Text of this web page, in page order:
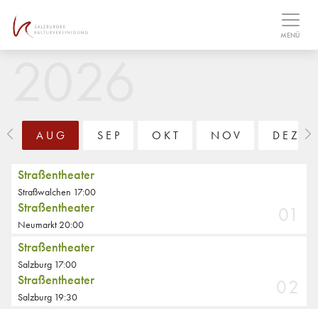
MENÜ
AUG SEP OKT NOV DEZ
01
Straßentheater
Straßwalchen 17:00
Straßentheater
Neumarkt 20:00
02
Straßentheater
Salzburg 17:00
Straßentheater
Salzburg 19:30